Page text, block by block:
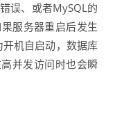
误、或者MySQL的
服务器重启后发生
机自启动，数据库
并发访问时也会瞬